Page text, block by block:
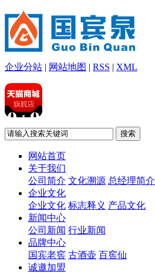
企业分站 | 网站地图 | RSS | XML
网站首页
关于我们
公司简介 文化溯源 总经理简介
企业文化
企业文化 标志释义 产品文化
新闻中心
公司新闻 行业新闻
品牌中心
国宾老窖 古酒壶 百窖仙
诚邀加盟